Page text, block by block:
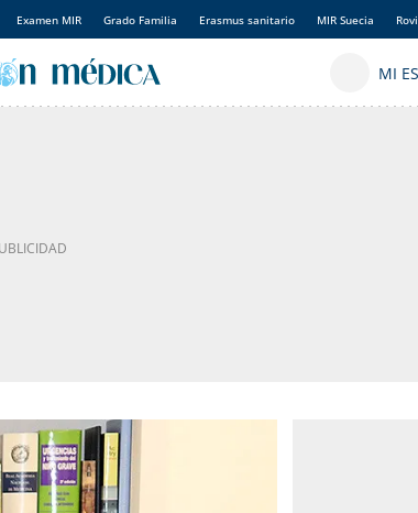
Examen MIR Grado Familia Erasmus sanitario MIR Suecia Rovi